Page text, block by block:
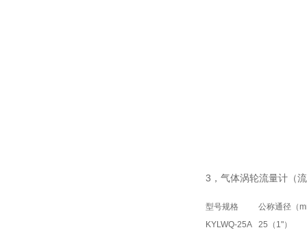
3，气体涡轮流量计（
型号规格
公称通径（
KYLWQ-25A
25（1"）